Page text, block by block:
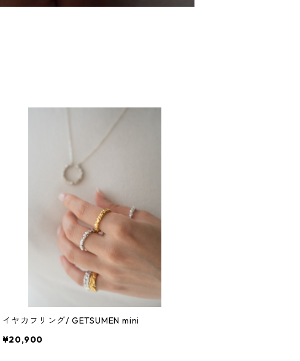
イヤカフリング/ GETSUMEN mini
¥20,900